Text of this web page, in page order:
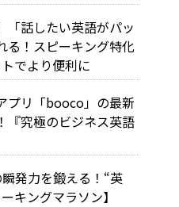
「話したい英語がパッ
る！スピーキング特化
でより便利に
プリ「booco」の最新
『究極のビジネス英語
発力を鍛える！“英
キングマラソン】